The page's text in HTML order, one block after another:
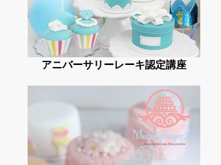
アニバーサリーレーキ認定講座